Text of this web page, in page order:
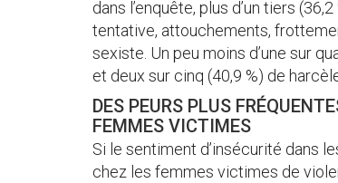
dans l’enquête, plus d’un tiers
tentative, attouchements,
sexiste. Un peu moins d’une sur
et deux sur cinq (40,9 %) de
DES PEURS PLUS
FEMMES VICTIMES
Si le sentiment d’insécurité dans
chez les femmes victimes de